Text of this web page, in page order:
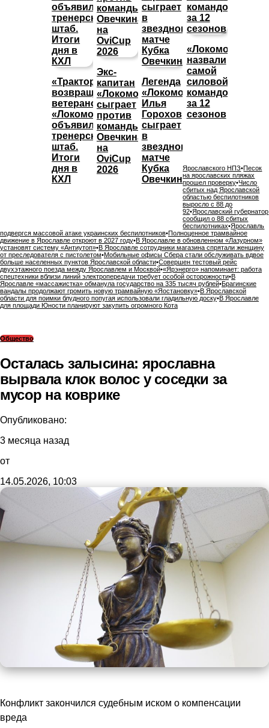
«Трактор»
возвращает
ветеранов,
«Локомотив»
объявил
тренерский
штаб.
Итоги
дня в
КХЛ
Экс-
капитан
«Локомотива»
сыграет
против
команды
Овечкина
на
OviCup
2026
Легенда
«Локомотива»
Илья
Горохов
сыграет
в
звездном
матче
Кубка
Овечкина
«Локомотив»
назвали
самой
силовой
командой
за 12
сезонов
Ярославского НПЗ•Песок
на ярославских пляжах
прошел проверку•Число
сбитых над Ярославской
областью беспилотников
выросло с 88 до
92•Ярославский губернатор
сообщил о 88 сбитых
беспилотниках•Ярославль
подвергся массовой атаке украинских беспилотников•Полноценное трамвайное
движение в Ярославле откроют в 2027 году•В Ярославле в обновленном «Лазурном»
установят систему «Антиутоп»•В Ярославле сотрудники магазина спрятали женщину
от преследователя с пистолетом•Мобильные офисы Сбера стали обслуживать вдвое
больше населенных пунктов Ярославской области•Совершен тестовый рейс
двухэтажного поезда между Ярославлем и Москвой•«Ярэнерго» напоминает: работа
спецтехники вблизи линий электропередачи требует особой осторожности•В
Ярославле «массажистка» обманула государство на 335 тысяч рублей•Брагинские
вандалы продолжают громить новую трамвайную «Яостановку»•В Ярославской
области для поимки блудного попугая использовали гладильную доску•В Ярославле
для площади Юности планируют закупить огромного Кота
Общество
Осталась залысина: ярославна
вырвала клок волос у соседки за
мусор на коврике
Опубликовано:
3 месяца назад
от
14.05.2026, 10:03
Конфликт закончился судебным иском о компенсации
вреда